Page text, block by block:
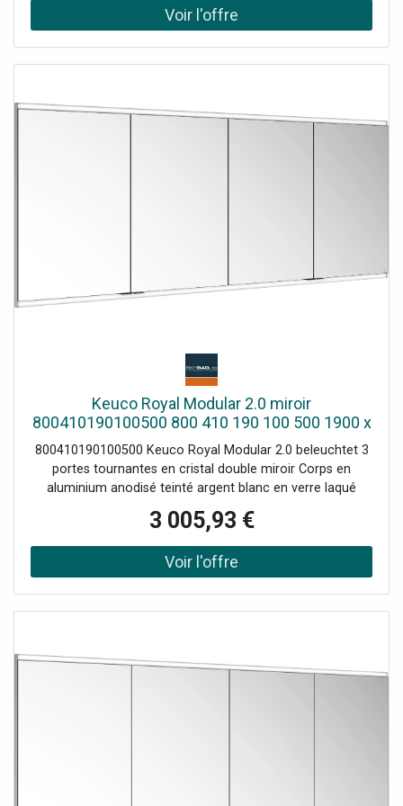
Keuco Royal Modular 2.0 miroir
800410190100500 800 410 190 100 500 1900 x
700 x 160 mm, 2 Prise , 2 doubles points de
recharge USB, paroi encastrée, 4 portes
800410190100500 Keuco Royal Modular 2.0 beleuchtet 3
portes tournantes en cristal double miroir Corps en
aluminium anodisé teinté argent blanc en verre laqué
2700 Kelvin (blanc chaud) à 6500 Kelvin (lumière du jour)
L'éclairage supérieur et inférieur peut être atténué et
allumé / éteint séparément et en continu LED 32-54 W
(durée de vie > 30000 heures) Ampoules non
meuble de 900 mm
3 005,93 €